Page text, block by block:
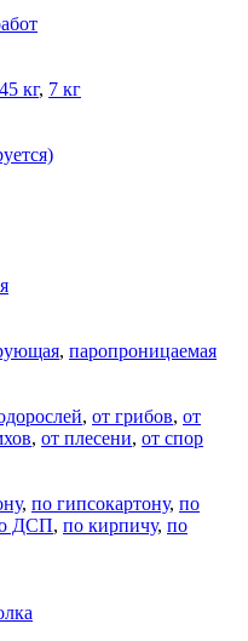
45 кг, 7 кг
, паропроницаемая
, от грибов, от
, от плесени, от спор
, по гипсокартону, по
ДСП, по кирпичу, по